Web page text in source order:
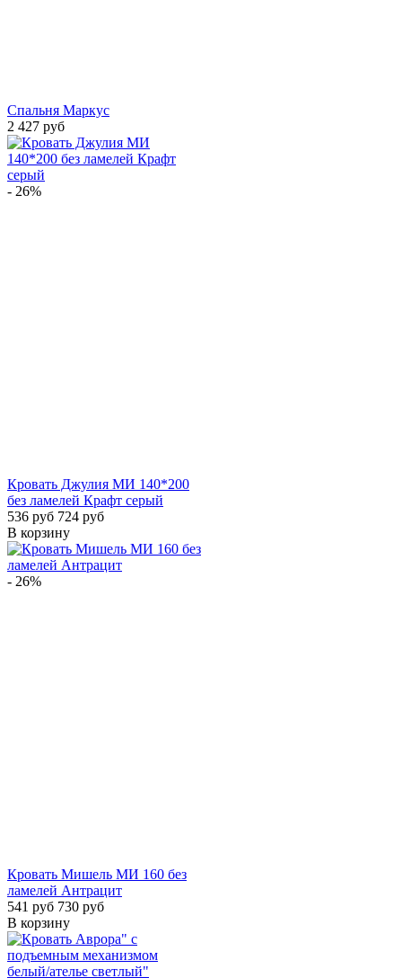
Спальня Маркус
2 427 руб
- 26%
Кровать Джулия МИ 140*200
без ламелей Крафт серый
536 руб 724 руб
В корзину
- 26%
Кровать Мишель МИ 160 без
ламелей Антрацит
541 руб 730 руб
В корзину